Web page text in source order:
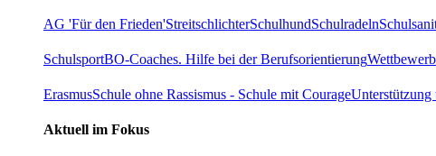
AG 'Für den Frieden'StreitschlichterSchulhundSchulradeln
SchulsportBO-Coaches. Hilfe bei der Berufsorientierung
ErasmusSchule ohne Rassismus - Schule mit CourageUnterstützung
Aktuell im Fokus